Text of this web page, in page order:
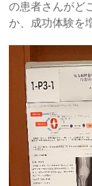
の患者さんがど
か、成功体験を